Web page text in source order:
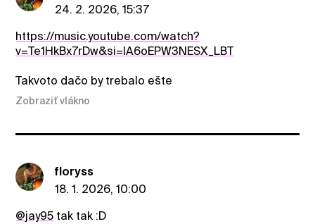
24. 2. 2026, 15:37
https://music.youtube.com/watch?
v=Te1HkBx7rDw&si=lA6oEPW3NESX_LBT
Takvoto dačo by trebalo ešte
Zobraziť vlákno
floryss
18. 1. 2026, 10:00
@jay95 tak tak :D